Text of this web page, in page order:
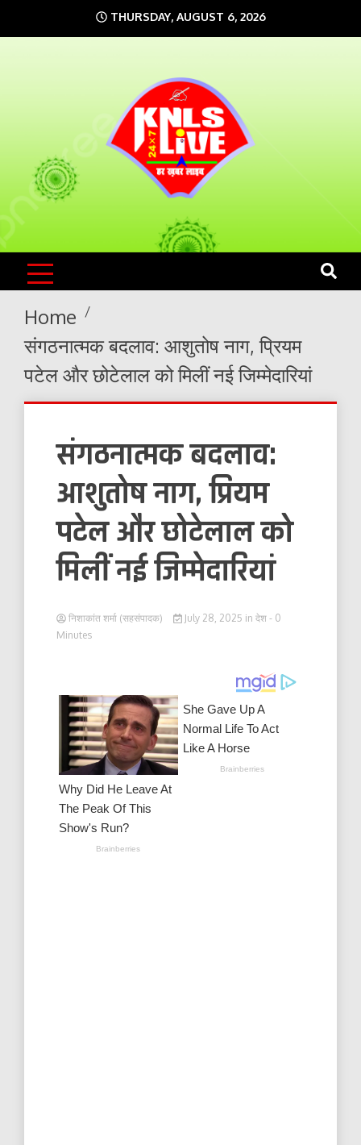
to
THURSDAY, AUGUST 6, 2026
KNLS LIVE
India`s No.1 News Portal
Home
संगठनात्मक बदलाव: आशुतोष नाग, प्रियम
पटेल और छोटेलाल को मिलीं नई जिम्मेदारियां
संगठनात्मक बदलाव:
आशुतोष नाग, प्रियम
पटेल और छोटेलाल को
मिलीं नई जिम्मेदारियां
निशाकांत शर्मा (सहसंपादक) July 28, 2025 in देश - 0
Minutes